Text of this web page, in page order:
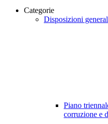
Categorie
Disposizioni
Piano
corruzione e